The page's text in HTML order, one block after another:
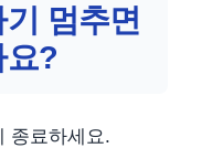
멈추면
요?
종료하세요.